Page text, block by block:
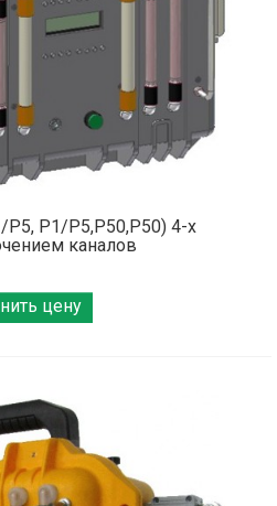
Р5, Р1/Р5,Р50,Р50) 4-х
каналов
цену